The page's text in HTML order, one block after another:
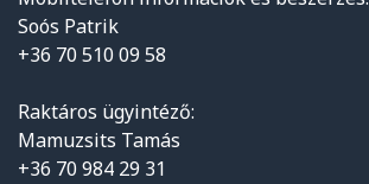
Soós Patrik
+36 70 510 09 58
Raktáros ügyintéző:
Mamuzsits Tamás
+36 70 984 29 31